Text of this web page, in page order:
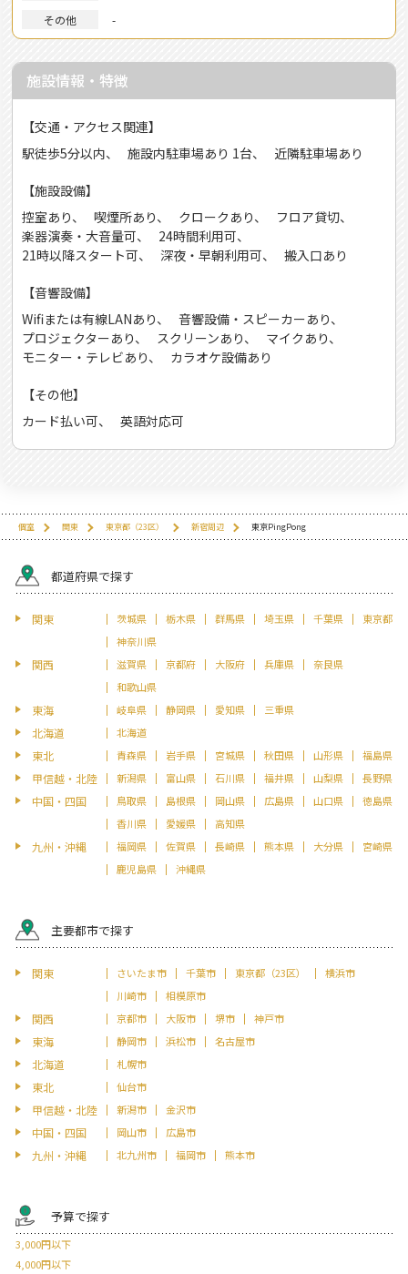
その他
-
施設情報・特徴
【交通・アクセス関連】
駅徒歩5分以内
施設内駐車場あり 1台 近隣駐車場あり
【施設設備】
控室あり
喫煙所あり クロークあり
フロア貸切
楽器演奏・大音量可
24時間利用可
21時以降スタート可
深夜・早朝利用可 搬入口あり
【音響設備】
Wifiまたは有線LANあり
音響設備・スピーカーあり
プロジェクターあり
スクリーンあり
マイクあり
モニター・テレビあり
カラオケ設備あり
【その他】
カード払い可
英語対応可
個室 関東 東京都（23区） 新宿周辺 東京PingPong
都道府県で探す
関東 茨城県 栃木県 群馬県 埼玉県 千葉県
東京都
神奈川県
関西 滋賀県 京都府 大阪府 兵庫県
奈良県
和歌山県
東海 岐阜県 静岡県 愛知県 三重県
北海道 北海道
東北 青森県 岩手県 宮城県 秋田県 山形県 福島県
甲信越・北陸 新潟県 富山県 石川県 福井県 山梨県 長野県
中国・四国 鳥取県 島根県 岡山県 広島県 山口県
徳島県
香川県
愛媛県 高知県
九州・沖縄 福岡県 佐賀県 長崎県 熊本県 大分県
宮崎県
鹿児島県
沖縄県
主要都市で探す
関東 さいたま市 千葉市 東京都（23区）
横浜市
川崎市
相模原市
関西 京都市 大阪市 堺市 神戸市
東海 静岡市 浜松市 名古屋市
北海道 札幌市
東北 仙台市
甲信越・北陸 新潟市 金沢市
中国・四国 岡山市 広島市
九州・沖縄 北九州市 福岡市 熊本市
予算で探す
3,000円以下
4,000円以下